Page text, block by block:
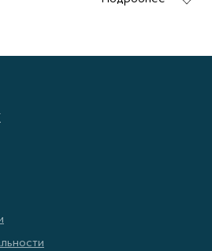
и болтов. Он работает за
что делает его мощным и